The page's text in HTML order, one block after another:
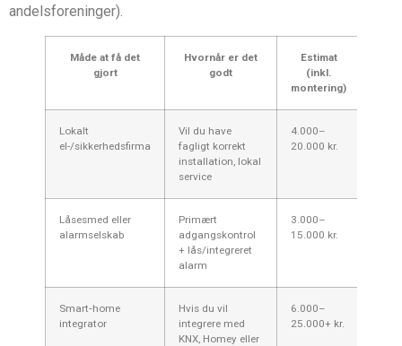
andelsforeninger).
Måde at få det
gjort
Hvornår er det
godt
Estimat
(inkl.
montering)
Lokalt
el-/sikkerhedsfirma
Vil du have
fagligt korrekt
installation, lokal
service
4.000–
20.000 kr.
Låsesmed eller
alarmselskab
Primært
adgangskontrol
+ lås/integreret
alarm
3.000–
15.000 kr.
Smart‑home
integrator
Hvis du vil
integrere med
KNX, Homey eller
6.000–
25.000+ kr.